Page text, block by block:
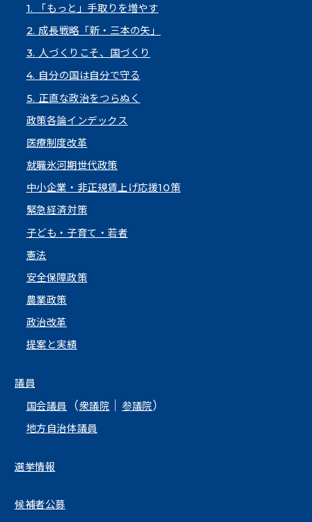
1. 「もっと」手取りを増やす
2. 成長戦略「新・三本の矢」
3. 人づくりこそ、国づくり
4. 自分の国は自分で守る
5. 正直な政治をつらぬく
政策各論インデックス
医療制度改革
就職氷河期世代政策
中小企業・非正規賃上げ応援10策
緊急経済対策
子ども・子育て・若者
憲法
安全保障政策
農業政策
政治改革
提案と実績
議員
国会議員
（衆議院 ｜参議院）
地方自治体議員
選挙情報
候補者公募